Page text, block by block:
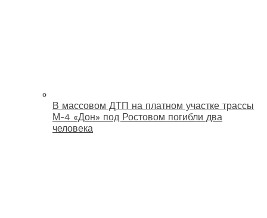
В массовом ДТП на платном участке трассы
М-4 «Дон» под Ростовом погибли два
человека